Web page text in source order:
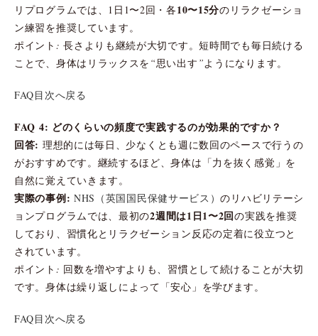
リプログラムでは、1日1〜2回・各10〜15分のリラクゼーショ
ン練習を推奨しています。
ポイント: 長さよりも継続が大切です。短時間でも毎日続ける
ことで、身体はリラックスを“思い出す”ようになります。
FAQ目次へ戻る
FAQ 4: どのくらいの頻度で実践するのが効果的ですか？
回答: 理想的には毎日、少なくとも週に数回のペースで行うの
がおすすめです。継続するほど、身体は「力を抜く感覚」を
自然に覚えていきます。
実際の事例: NHS（英国国民保健サービス）のリハビリテーシ
ョンプログラムでは、最初の2週間は1日1〜2回の実践を推奨
しており、習慣化とリラクゼーション反応の定着に役立つと
されています。
ポイント: 回数を増やすよりも、習慣として続けることが大切
です。身体は繰り返しによって「安心」を学びます。
FAQ目次へ戻る